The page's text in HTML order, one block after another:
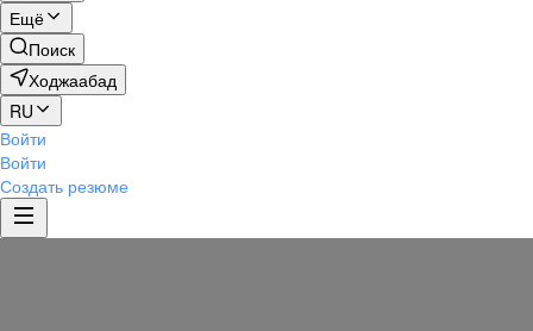
Ещё
Поиск
Ходжаабад
RU
Войти
Войти
Создать резюме